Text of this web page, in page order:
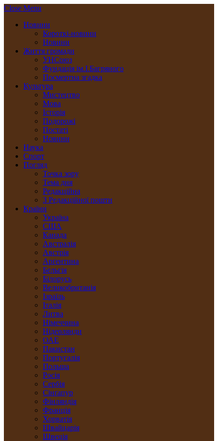
Close Menu
Новини
Короткі-новини
Новини
Життя громади
УНСоюз
Фундація ім.І.Багряного
Посмертна згадка
Культура
Мистецтво
Мова
Історія
Подорожі
Постаті
Новини
Наука
Спорт
Погляд
Точка зору
Тема дня
Редакційна
З Редакційної пошти
Країни
Україна
США
Канада
Австралія
Австрія
Арґентина
Бельгія
Білорусь
Великобританія
Ізраїль
Італія
Литва
Німеччина
Нідерлянди
ОАЕ
Пакистан
Португалія
Польща
Росія
Сербія
Сінґапур
Фінляндія
Франція
Хорватія
Швайцарія
Швеція